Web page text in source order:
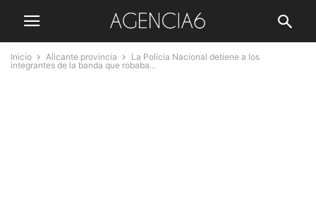
Inicio Alicante provincia
La Policía Nacional detiene a los
integrantes de la banda que robaba...